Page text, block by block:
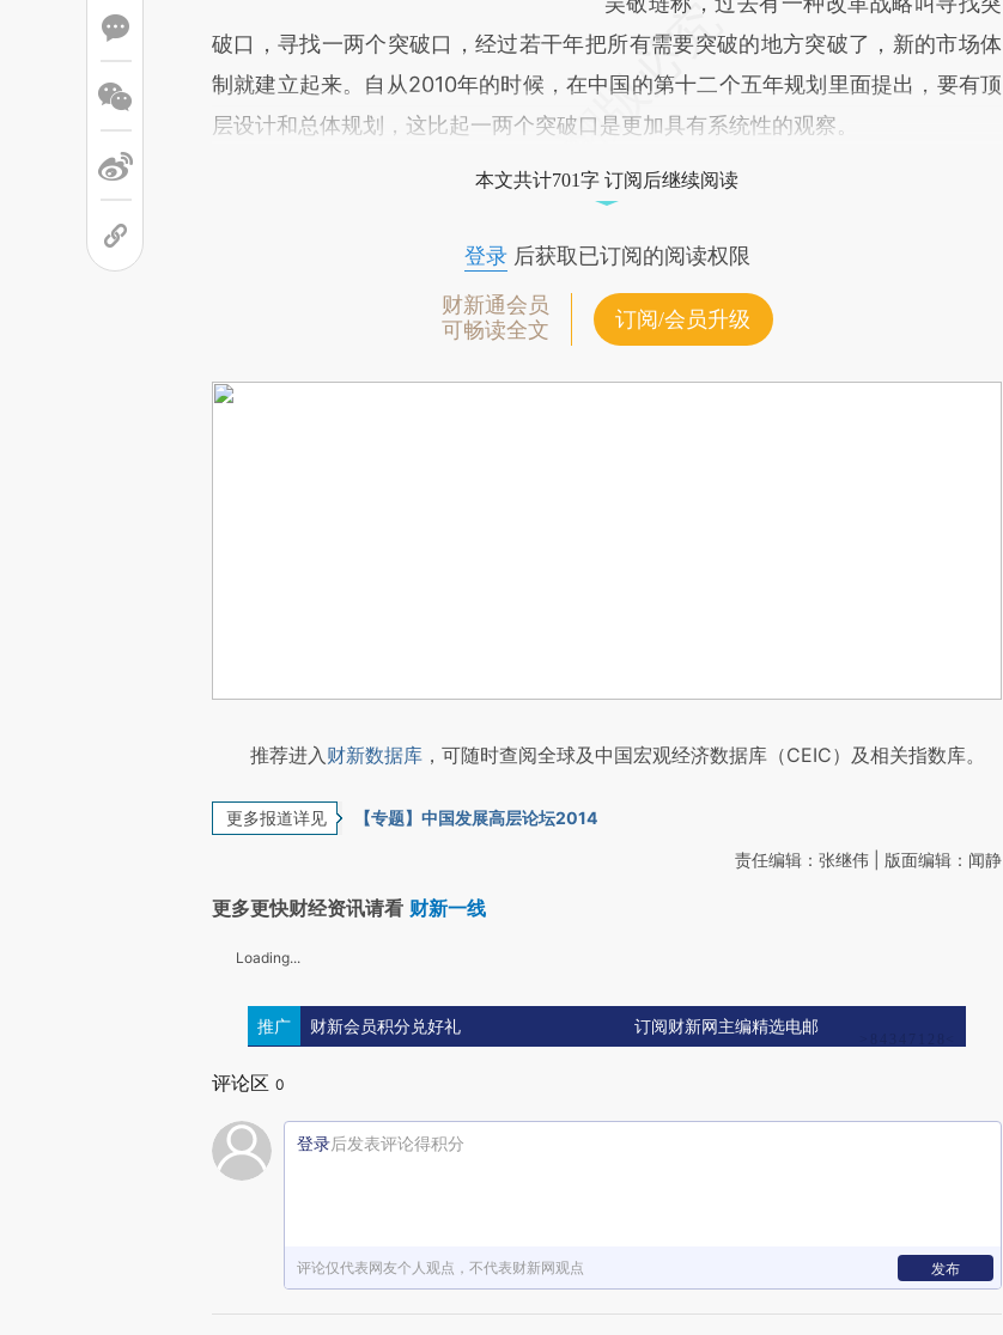
破口，寻找一两个突破口，经过若干年把所有需要突破的地方突破了，新的市场体
制就建立起来。自从2010年的时候，在中国的第十二个五年规划里面提出，要有顶
层设计和总体规划，这比起一两个突破口是更加具有系统性的观察。
本文共计701字 订阅后继续阅读
登录后获取已订阅的阅读权限
财新通会员
可畅读全文
订阅/会员升级
推荐进入财新数据库 ，可随时查阅全球及中国宏观经济数据库（CEIC）及相关指数库。
更多报道详见 【专题】中国发展高层论坛2014
责任编辑：张继伟 | 版面编辑：闻静
更多更快财经资讯请看 财新一线
Loading...
推广 财新会员积分兑好礼 订阅财新网主编精选电邮
评论区 0
登录后发表评论得积分
评论仅代表网友个人观点，不代表财新网观点 发布